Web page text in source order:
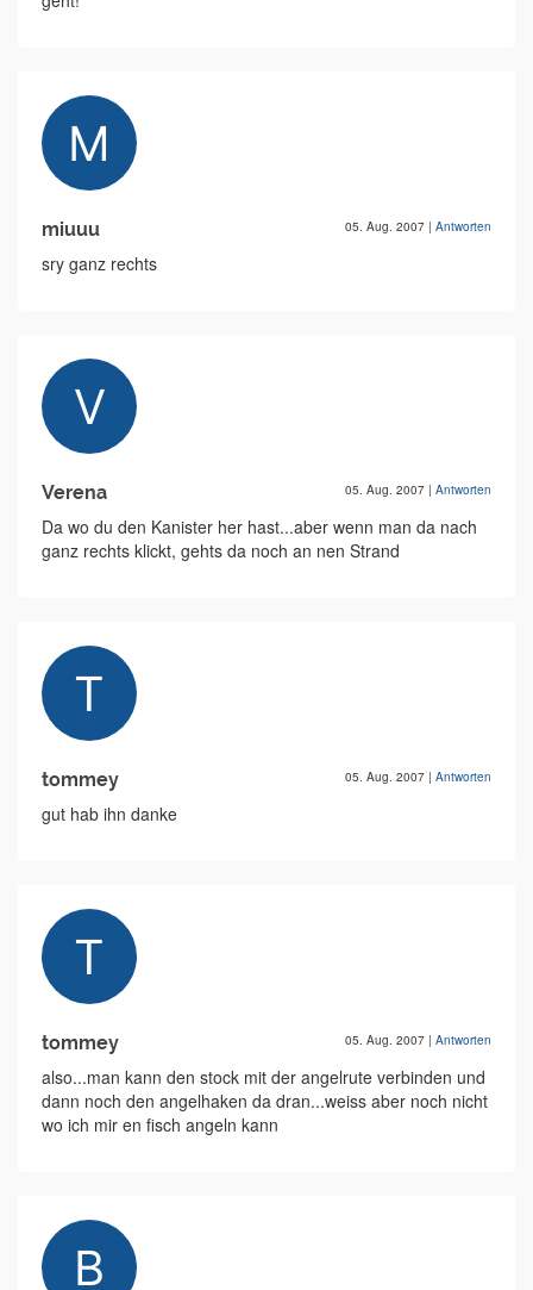
miuuu 05. Aug. 2007 | Antworten
sry ganz rechts
Verena 05. Aug. 2007 | Antworten
Da wo du den Kanister her hast...aber wenn man da nach
ganz rechts klickt, gehts da noch an nen Strand
tommey 05. Aug. 2007 | Antworten
gut hab ihn danke
tommey 05. Aug. 2007 | Antworten
also...man kann den stock mit der angelrute verbinden und
dann noch den angelhaken da dran...weiss aber noch nicht
wo ich mir en fisch angeln kann